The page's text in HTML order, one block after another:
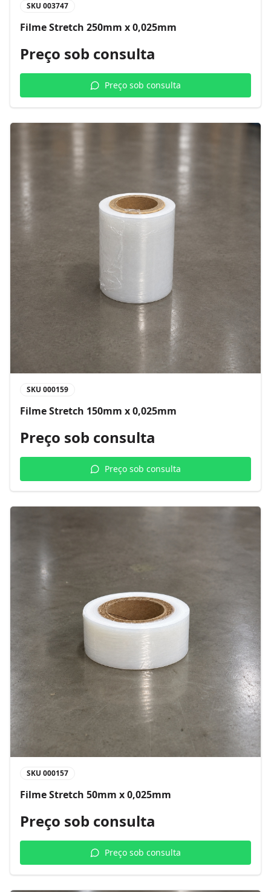
SKU 003747
Filme Stretch 250mm x 0,025mm
Preço sob consulta
Preço sob consulta
SKU 000159
Filme Stretch 150mm x 0,025mm
Preço sob consulta
Preço sob consulta
SKU 000157
Filme Stretch 50mm x 0,025mm
Preço sob consulta
Preço sob consulta